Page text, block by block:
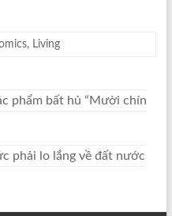
, Living
phẩm bất hủ “Mười chín
phải lo lắng về đất nước